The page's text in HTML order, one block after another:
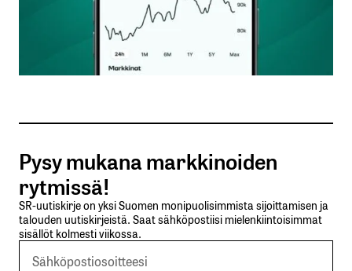
Nimesi tai nimimerkkisi
Sähköpostiosoitteesi
Tilaa SalkunRakentajan uutiskirje
Lähetä kommentti
Pysy mukana markkinoiden
rytmissä!
SR-uutiskirje on yksi Suomen monipuolisimmista sijoittamisen ja
talouden uutiskirjeistä. Saat sähköpostiisi mielenkiintoisimmat
sisällöt kolmesti viikossa.